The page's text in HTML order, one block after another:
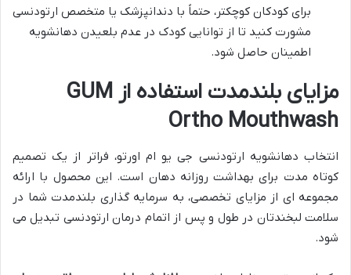
برای کودکان کوچکتر، حتماً با دندانپزشک یا متخصص ارتودنسی
مشورت کنید تا از توانایی کودک در عدم بلعیدن دهانشویه
اطمینان حاصل شود.
مزایای بلندمدت استفاده از GUM
Ortho Mouthwash
انتخاب دهانشویه ارتودنسی جی یو ام اورتو، فراتر از یک تصمیم
کوتاه مدت برای بهداشت روزانه دهان است. این محصول با ارائه
مجموعه ای از مزایای تخصصی، به سرمایه گذاری بلندمدت شما در
سلامت لبخندتان در طول و پس از اتمام درمان ارتودنسی تبدیل می
شود.